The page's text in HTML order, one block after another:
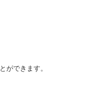
ができます。